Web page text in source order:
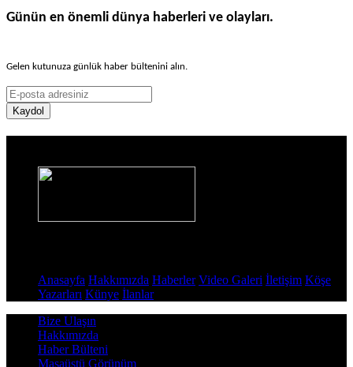
Günün en önemli dünya haberleri ve olayları.
Gelen kutunuza günlük haber bültenini alın.
Kaydol
Anasayfa Hakkımızda Haberler Video Galeri İletişim Köşe
Yazarları Künye İlanlar
Bize Ulaşın
Hakkımızda
Haber Bülteni
Masaüstü Görünüm